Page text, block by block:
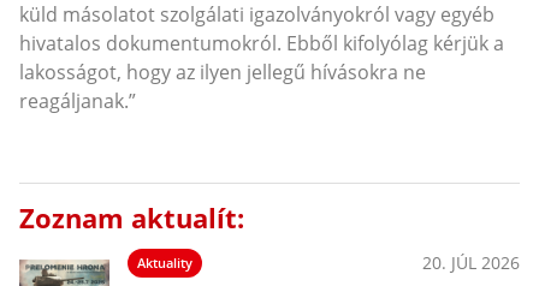
küld másolatot szolgálati igazolványokról vagy egyéb
hivatalos dokumentumokról. Ebből kifolyólag kérjük a
lakosságot, hogy az ilyen jellegű hívásokra ne
reagáljanak.”
Zoznam aktualít:
Aktuality 20. JÚL 2026